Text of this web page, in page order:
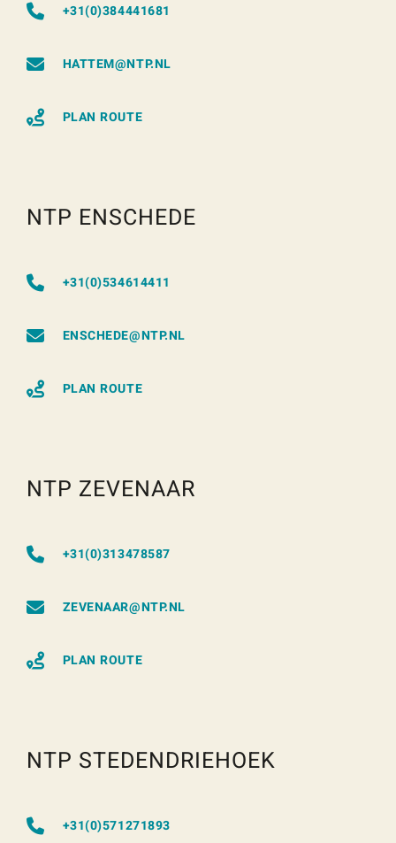
+31(0)384441681
HATTEM@NTP.NL
PLAN ROUTE
NTP ENSCHEDE
+31(0)534614411
ENSCHEDE@NTP.NL
PLAN ROUTE
NTP ZEVENAAR
+31(0)313478587
ZEVENAAR@NTP.NL
PLAN ROUTE
NTP STEDENDRIEHOEK
+31(0)571271893